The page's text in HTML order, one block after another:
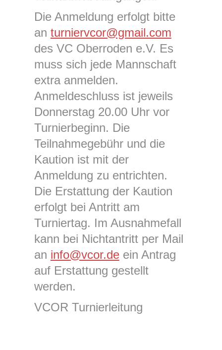
Die Anmeldung erfolgt bitte
an turniervcor@gmail.com
des VC Oberroden e.V. Es
muss sich jede Mannschaft
extra anmelden.
Anmeldeschluss ist jeweils
Donnerstag 20.00 Uhr vor
Turnierbeginn. Die
Teilnahmegebühr und die
Kaution ist mit der
Anmeldung zu entrichten.
Die Erstattung der Kaution
erfolgt bei Antritt am
Turniertag. Im Ausnahmefall
kann bei Nichtantritt per Mail
an info@vcor.deein Antrag
auf Erstattung gestellt
werden.
VCOR Turnierleitung